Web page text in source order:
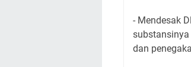
- Mendesak
dan